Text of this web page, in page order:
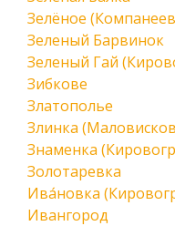
Зелёное
Зеленый Барвинок
Зеленый Гай
Зибкове
Златополье
Злинка
Знаменка
Золотаревка
Ива́новка
Ивангород